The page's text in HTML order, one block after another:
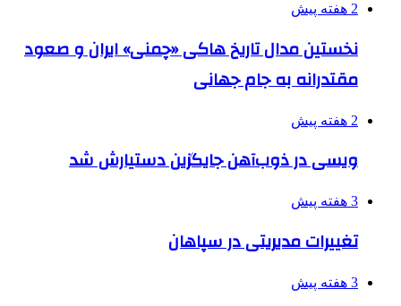
2 هفته پیش
نخستین مدال تاریخ هاکی «چمنی» ایران و صعود
مقتدرانه به جام جهانی
2 هفته پیش
ویسی در ذوب‌آهن جایگزین دستیارش شد
3 هفته پیش
تغییرات مدیریتی در سپاهان
3 هفته پیش